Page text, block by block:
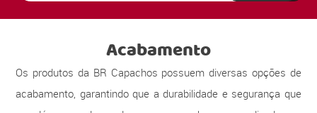
Acabamento
Os produtos da BR Capachos possuem diversas opções de
acabamento, garantindo que a durabilidade e segurança que